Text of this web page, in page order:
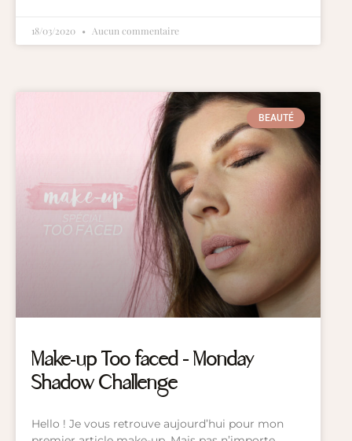
18/03/2020 Aucun commentaire
BEAUTÉ
Make-up Too faced – Monday
Shadow Challenge
Hello ! Je vous retrouve aujourd’hui pour mon